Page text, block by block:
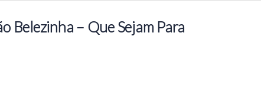
Belezinha – Que Sejam Para